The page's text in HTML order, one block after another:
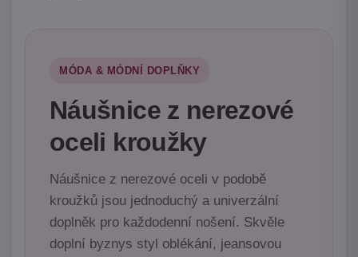
MÓDA & MÓDNÍ DOPLŇKY
Náušnice z nerezové
oceli kroužky
Náušnice z nerezové oceli v podobě
kroužků jsou jednoduchý a univerzální
doplněk pro každodenní nošení. Skvěle
doplní byznys styl oblékání, jeansovou